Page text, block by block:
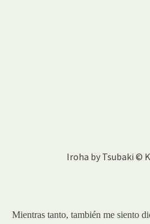
Iroha by Tsubaki ©
Mientras tanto, también me siento